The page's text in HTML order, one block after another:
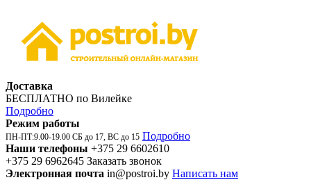
Доставка
БЕСПЛАТНО по Вилейке
Подробно
Режим работы
ПН-ПТ:9.00-19.00 СБ до 17, ВС до 15 Подробно
Наши телефоны +375 29 6602610
+375 29 6962645 Заказать звонок
Электронная почта in@postroi.by Написать нам